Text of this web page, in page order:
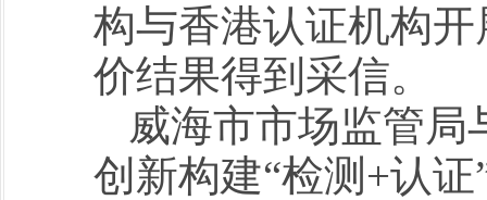
构与香港认证机构
价结果得到采信。
威海市市场监管局
创新构建“检测+认